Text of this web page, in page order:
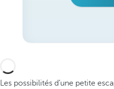
Les possibilités d’une petite